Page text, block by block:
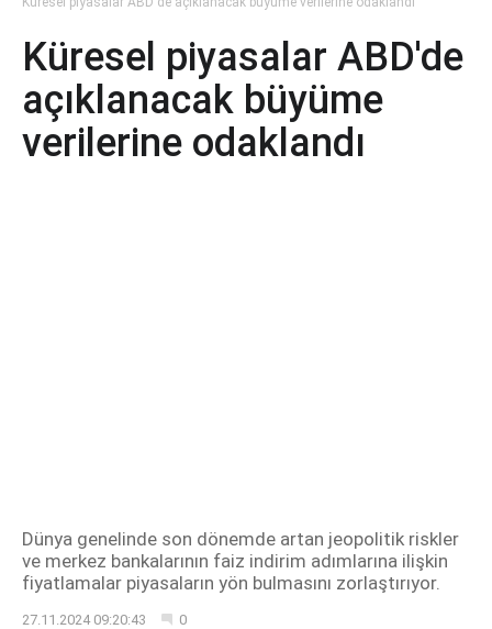
Küresel piyasalar ABD'de
açıklanacak büyüme
verilerine odaklandı
Dünya genelinde son dönemde artan jeopolitik riskler
ve merkez bankalarının faiz indirim adımlarına ilişkin
fiyatlamalar piyasaların yön bulmasını zorlaştırıyor.
27.11.2024 09:20:43 0